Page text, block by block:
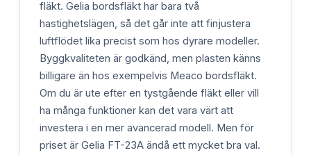
fläkt. Gelia bordsfläkt har bara två
hastighetslägen, så det går inte att finjustera
luftflödet lika precist som hos dyrare modeller.
Byggkvaliteten är godkänd, men plasten känns
billigare än hos exempelvis Meaco bordsfläkt.
Om du är ute efter en tystgående fläkt eller vill
ha många funktioner kan det vara värt att
investera i en mer avancerad modell. Men för
priset är Gelia FT-23A ändå ett mycket bra val.